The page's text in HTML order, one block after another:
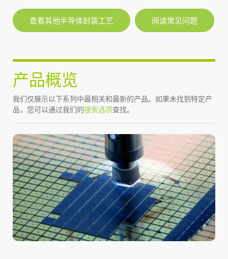
查看其他半导体封装工艺 阅读常见问题
产品概览
我们仅展示以下系列中最相关和最新的产品。如果未找到特定产
品，您可以通过我们的搜索选项查找。